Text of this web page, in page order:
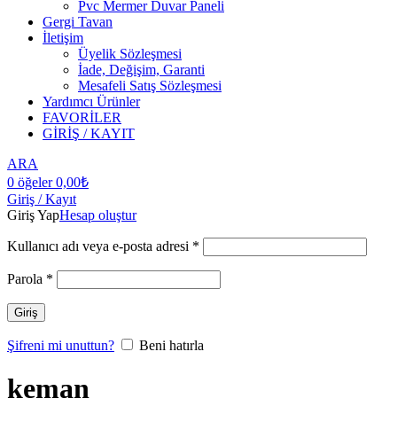
Pvc Mermer Duvar Paneli
Gergi Tavan
İletişim
Üyelik Sözleşmesi
İade, Değişim, Garanti
Mesafeli Satış Sözleşmesi
Yardımcı Ürünler
FAVORİLER
GİRİŞ / KAYIT
ARA
0 öğeler 0,00₺
Giriş / Kayıt
Giriş YapHesap oluştur
Kullanıcı adı veya e-posta adresi *
Parola *
Giriş
Şifreni mi unuttun? Beni hatırla
keman